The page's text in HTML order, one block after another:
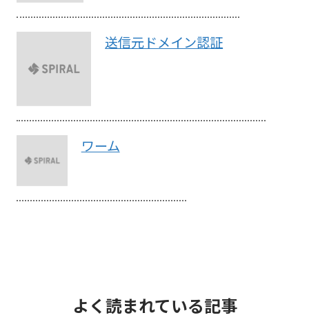
送信元ドメイン認証
ワーム
よく読まれている記事